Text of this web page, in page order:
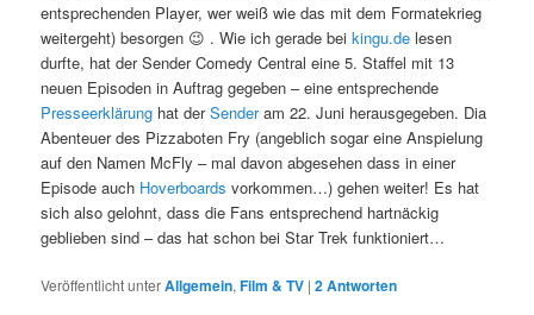
entsprechenden Player, wer weiß wie das mit dem Formatekrieg
weitergeht) besorgen 😉 . Wie ich gerade beikingu.de lesen
durfte, hat der Sender Comedy Central eine 5. Staffel mit 13
neuen Episoden in Auftrag gegeben – eine entsprechende
Presseerklärung hat derSenderam 22. Juni herausgegeben. Dia
Abenteuer des Pizzaboten Fry (angeblich sogar eine Anspielung
auf den Namen McFly – mal davon abgesehen dass in einer
Episode auch Hoverboards vorkommen…) gehen weiter! Es hat
sich also gelohnt, dass die Fans entsprechend hartnäckig
geblieben sind – das hat schon bei Star Trek funktioniert…
Veröffentlicht unterAllgemein,Film & TV |2Antworten